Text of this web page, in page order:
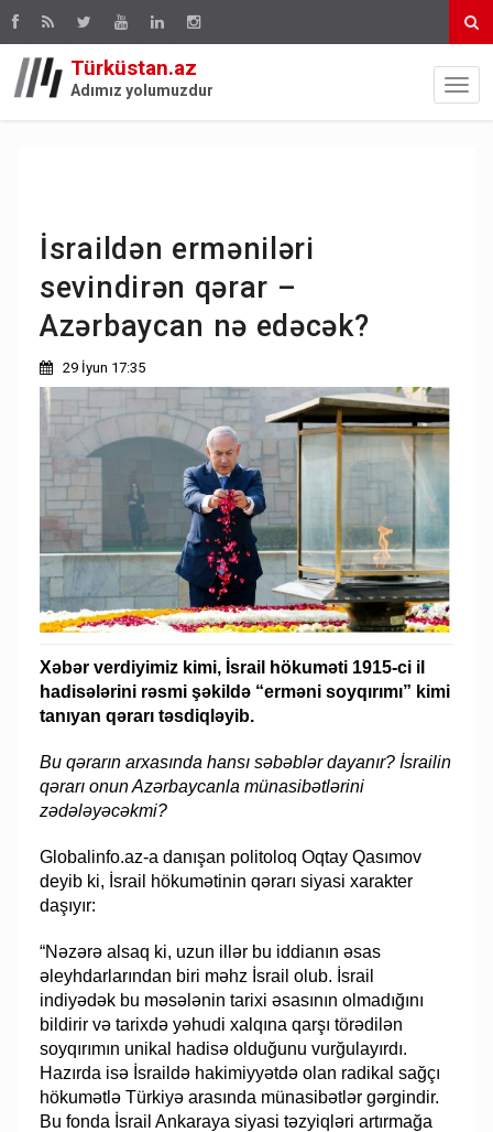
Türküstan.az
Adımız yolumuzdur
İsraildən erməniləri
sevindirən qərar –
Azərbaycan nə edəcək?
29 İyun 17:35
Xəbər verdiyimiz kimi, İsrail hökuməti 1915-ci il
hadisələrini rəsmi şəkildə “erməni soyqırımı” kimi
tanıyan qərarı təsdiqləyib.
Bu qərarın arxasında hansı səbəblər dayanır? İsrailin
qərarı onun Azərbaycanla münasibətlərini
zədələyəcəkmi?
Globalinfo.az-a danışan politoloq Oqtay Qasımov
deyib ki, İsrail hökumətinin qərarı siyasi xarakter
daşıyır:
“Nəzərə alsaq ki, uzun illər bu iddianın əsas
əleyhdarlarından biri məhz İsrail olub. İsrail
indiyədək bu məsələnin tarixi əsasının olmadığını
bildirir və tarixdə yəhudi xalqına qarşı törədilən
soyqırımın unikal hadisə olduğunu vurğulayırdı.
Hazırda isə İsraildə hakimiyyətdə olan radikal sağçı
hökumətlə Türkiyə arasında münasibətlər gərgindir.
Bu fonda İsrail Ankaraya siyasi təzyiqləri artırmağa